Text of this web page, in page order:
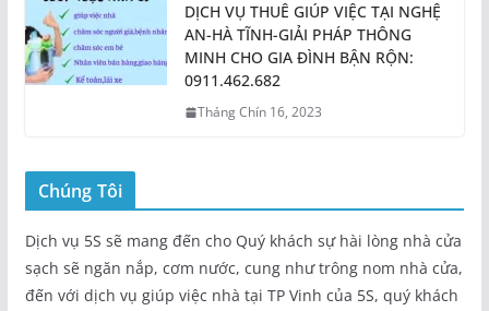
DỊCH VỤ THUÊ GIÚP VIỆC TẠI NGHỆ
AN-HÀ TĨNH-GIẢI PHÁP THÔNG
MINH CHO GIA ĐÌNH BẬN RỘN:
0911.462.682
Tháng Chín 16, 2023
Chúng Tôi
Dịch vụ 5S sẽ mang đến cho Quý khách sự hài lòng nhà cửa
sạch sẽ ngăn nắp, cơm nước, cung như trông nom nhà cửa,
đến với dịch vụ giúp việc nhà tại TP Vinh của 5S, quý khách